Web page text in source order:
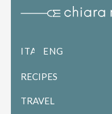
ITALIANOENGLISH
RECIPES
TRAVEL